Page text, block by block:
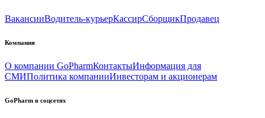
ВакансииВодитель-курьерКассирСборщикПродавец
Компания
О компании GoPharmКонтактыИнформация для
СМИПолитика компанииИнвесторам и акционерам
GoPharm в соцсетях